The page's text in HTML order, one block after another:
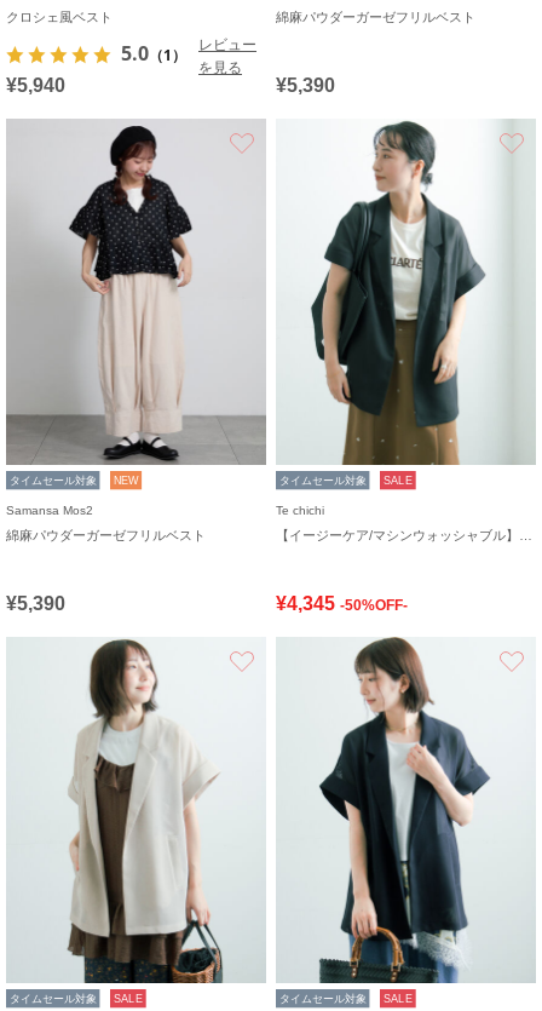
クロシェ風ベスト
5.0 （1）
レビュー
を見る
¥5,940
綿麻パウダーガーゼフリルベスト
¥5,390
タイムセール対象 NEW
Samansa Mos2
綿麻パウダーガーゼフリルベスト
¥5,390
タイムセール対象 SALE
Te chichi
¥4,345 -50%OFF-
タイムセール対象 SALE タイムセール対象 SALE